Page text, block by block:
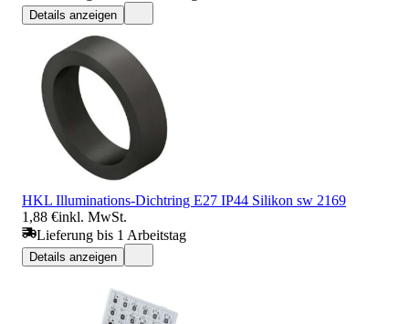
Details anzeigen
HKL Illuminations-Dichtring E27 IP44 Silikon sw 2169
1,88 €inkl. MwSt.
Lieferung bis 1 Arbeitstag
Details anzeigen